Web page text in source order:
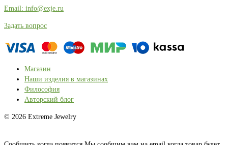
Email: info@exje.ru
Задать вопрос
Магазин
Наши изделия в магазинах
Философия
Авторский блог
© 2026 Extreme Jewelry